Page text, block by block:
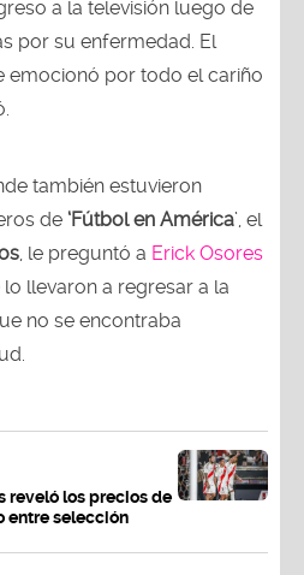
a la televisión luego de
por su enfermedad. El
emocionó por todo el cariño
también estuvieron
de ‘Fútbol en América’, el
, le preguntó a Erick Osores
llevaron a regresar a la
no se encontraba
reveló los precios de
entre selección